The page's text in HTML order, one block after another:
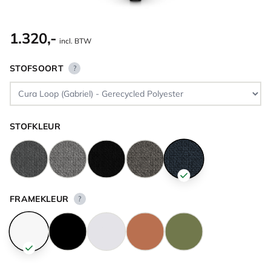
1.320,- incl. BTW
STOFSOORT ?
STOFKLEUR
FRAMEKLEUR ?